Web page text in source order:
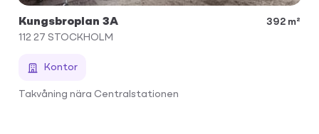
Kungsbroplan 3A
392 m²
112 27 STOCKHOLM
Kontor
Takvåning nära Centralstationen